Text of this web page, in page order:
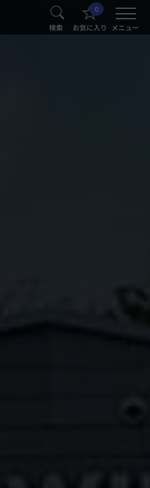
検索
0
お気に入り メニュー
®